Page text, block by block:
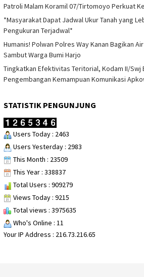
Patroli Malam Koramil 07/Tirtomoyo Perkuat
*Masyarakat Dapat Jadwal Ukur Tanah yang
Pengukuran Terjadwal*
Humanis! Polwan Polres Way Kanan Bagikan
Sambut Warga Bumi Harjo
Tingkatkan Efektivitas Teritorial, Kodam II/Swj
Pengembangan Kemampuan Komunikasi
STATISTIK PENGUNJUNG
Users Today : 2463
Users Yesterday : 2983
This Month : 23509
This Year : 338837
Total Users : 909279
Views Today : 9215
Total views : 3975635
Who's Online : 11
Your IP Address : 216.73.216.65